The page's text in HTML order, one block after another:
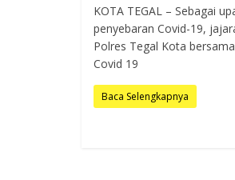
KOTA TEGAL – Sebagai
penyebaran Covid-19,
Polres Tegal Kota
Covid 19
Baca Selengkapnya